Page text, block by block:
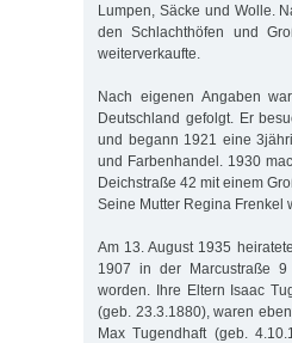
Lumpen, Säcke und Wolle.
den Schlachthöfen und
weiterverkaufte.
Nach eigenen Angaben
Deutschland gefolgt. Er
und begann 1921 eine
und Farbenhandel. 1930
Deichstraße 42 mit einem
Seine Mutter Regina Frenkel
Am 13. August 1935
1907 in der Marcustraße
worden. Ihre Eltern Isaac
(geb. 23.3.1880), waren
Max Tugendhaft (geb.